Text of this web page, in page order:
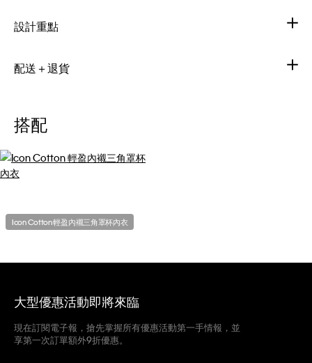
設計重點
配送＋退貨
搭配
Icon Cotton 輕盈內襯三角罩杯內衣
大型優惠活動即將來臨
現在訂閱電子報，搶先掌握所有優惠活動第一手情報，並
享第一次訂單額外9折優惠。